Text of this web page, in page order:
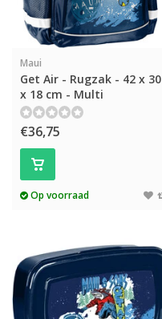
Maui
Get Air - Rugzak - 42 x 30
x 18 cm - Multi
€36,75
Op voorraad